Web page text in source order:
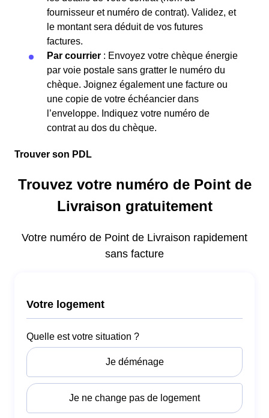
fournisseur et numéro de contrat). Validez, et
le montant sera déduit de vos futures
factures.
Par courrier : Envoyez votre chèque énergie
par voie postale sans gratter le numéro du
chèque. Joignez également une facture ou
une copie de votre échéancier dans
l’enveloppe. Indiquez votre numéro de
contrat au dos du chèque.
Trouver son PDL